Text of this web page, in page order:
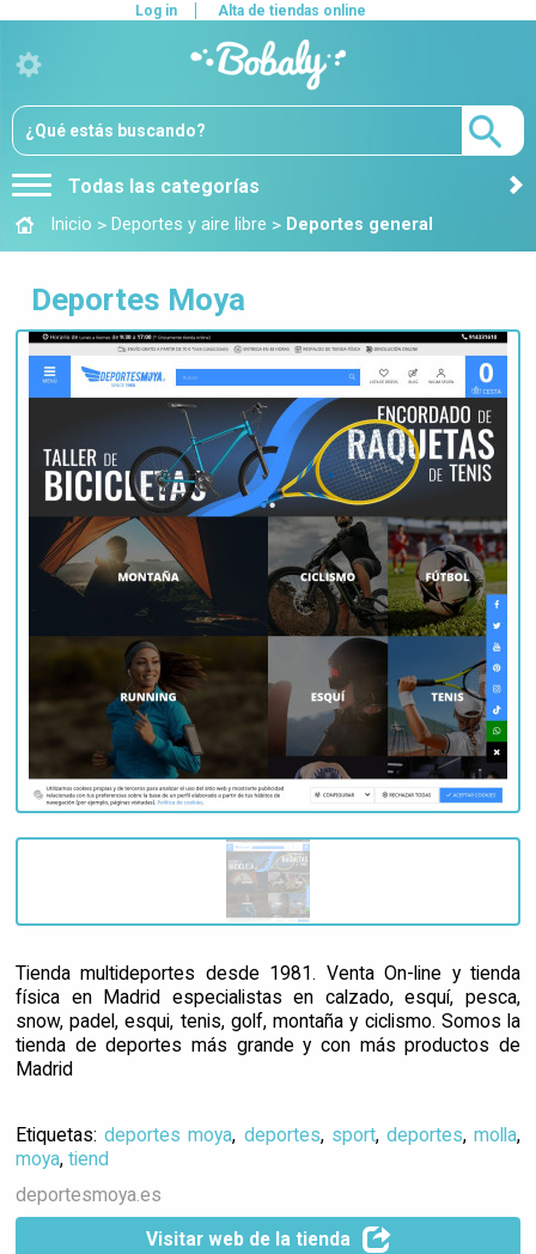
Todas las categorías
Log in Alta de tiendas online
Inicio > Deportes y aire libre > Deportes general
Deportes Moya
Tienda multideportes desde 1981. Venta On-line y tienda
física en Madrid especialistas en calzado, esquí, pesca,
snow, padel, esqui, tenis, golf, montaña y ciclismo. Somos la
tienda de deportes más grande y con más productos de
Madrid
Etiquetas:deportes moya, deportes, sport, deportes,molla,
moya, tiend
deportesmoya.es
Visitar web de la tienda